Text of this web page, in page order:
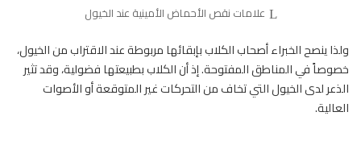
علامات نقص الأحماض الأمينية عند الخيول
ولذا ينصح الخبراء أصحاب الكلاب بإبقائها مربوطة عند الاقتراب من الخيول،
خصوصاً في المناطق المفتوحة. إذ أن الكلاب بطبيعتها فضولية، وقد تثير
الذعر لدى الخيول التي تخاف من التحركات غير المتوقعة أو الأصوات
العالية.